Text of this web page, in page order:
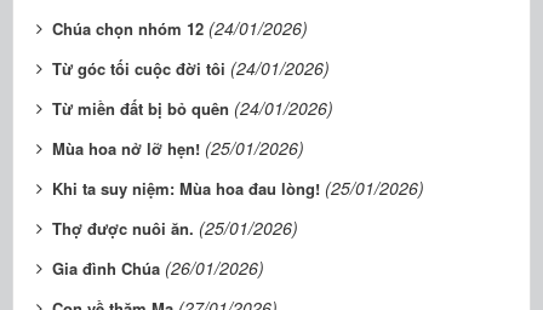
Chúa chọn nhóm 12 (24/01/2026)
Từ góc tối cuộc đời tôi (24/01/2026)
Từ miền đất bị bỏ quên (24/01/2026)
Mùa hoa nở lỡ hẹn! (25/01/2026)
Khi ta suy niệm: Mùa hoa đau lòng! (25/01/2026)
Thợ được nuôi ăn. (25/01/2026)
Gia đình Chúa (26/01/2026)